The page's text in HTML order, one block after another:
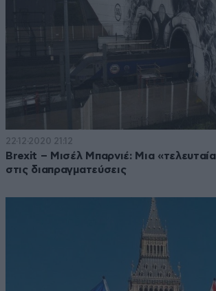
22·12·2020 21:12
Brexit – Μισέλ Μπαρνιέ: Μια
στις διαπραγματεύσεις